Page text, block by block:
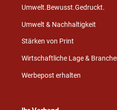
Umwelt.Bewusst.Gedruckt.
Umwelt & Nachhaltigkeit
Stärken von Print
Wirtschaftliche Lage &
Werbepost erhalten